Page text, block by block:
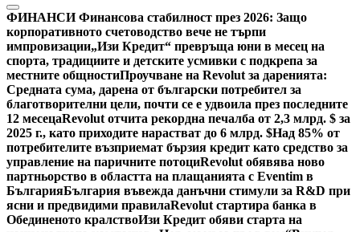
ФИНАНСИ Финансова стабилност през 2026: Защо
корпоративното счетоводство вече не търпи
импровизации„Изи Кредит“ превръща юни в месец на
спорта, традициите и детските усмивки с подкрепа за
местните общностиПроучване на Revolut за даренията:
Средната сума, дарена от български потребител за
благотворителни цели, почти се е удвоила през последните
12 месецаRevolut отчита рекордна печалба от 2,3 млрд. $ за
2025 г., като приходите нарастват до 6 млрд. $Над 85% от
потребителите възприемат бързия кредит като средство за
управление на паричните потоциRevolut обявява ново
партньорство в областта на плащанията с Eventim в
БългарияБългария въвежда данъчни стимули за R&D при
ясни и предвидими правилаRevolut стартира банка в
Обединеното кралствоИзи Кредит обяви старта на